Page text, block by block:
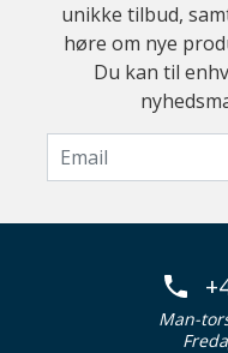
unikke tilbud,
høre om nye
Du kan til
Man-